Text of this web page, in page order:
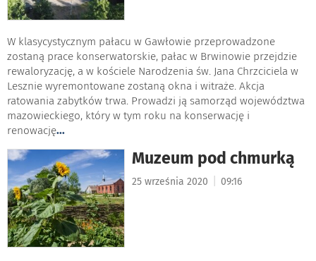
W klasycystycznym pałacu w Gawłowie przeprowadzone
zostaną prace konserwatorskie, pałac w Brwinowie przejdzie
rewaloryzację, a w kościele Narodzenia św. Jana Chrzciciela w
Lesznie wyremontowane zostaną okna i witraże. Akcja
ratowania zabytków trwa. Prowadzi ją samorząd województwa
mazowieckiego, który w tym roku na konserwację i
renowację...
Muzeum pod chmurką
25 września 2020 09:16